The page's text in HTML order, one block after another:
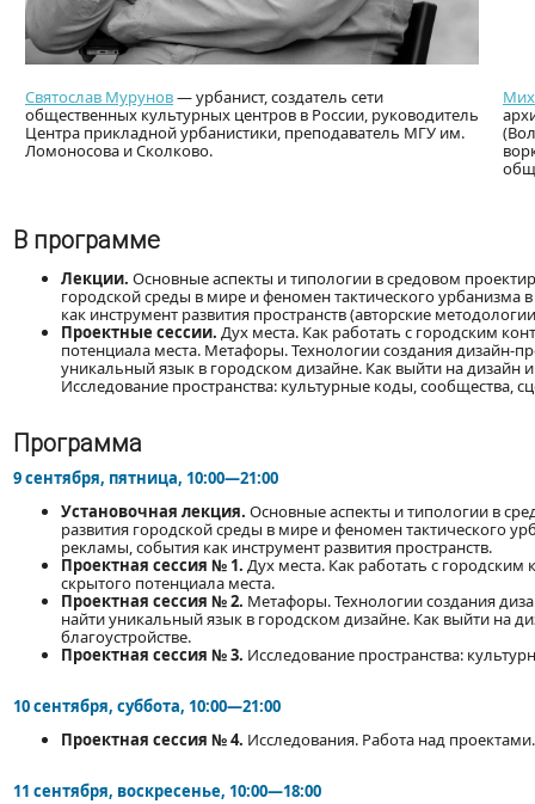
Cвятослав Мурунов— урбанист, создатель сети
общественных культурных центров в России, руководитель
Центра прикладной урбанистики, преподаватель МГУ им.
Ломоносова и Сколково.
В программе
Лекции. Основные аспекты и типологии в средовом
городской среды в мире и феномен тактического урбанизма
как инструмент развития пространств (авторские
Проектные сессии. Дух места. Как работать с городским
потенциала места. Метафоры. Технологии создания дизайн-
уникальный язык в городском дизайне. Как выйти на дизайн
Исследование пространства: культурные коды, сообщества,
Программа
9 сентября, пятница, 10:00—21:00
Установочная лекция. Основные аспекты и типологии в
развития городской среды в мире и феномен тактического
рекламы, события как инструмент развития пространств.
Проектная сессия № 1. Дух места. Как работать с
скрытого потенциала места.
Проектная сессия № 2. Метафоры. Технологии создания
найти уникальный язык в городском дизайне. Как выйти на
благоустройстве.
Проектная сессия № 3. Исследование пространства:
10 сентября, суббота, 10:00—21:00
Проектная сессия № 4. Исследования. Работа над
11 сентября, воскресенье, 10:00—18:00